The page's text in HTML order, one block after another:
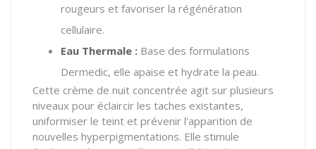
rougeurs et favoriser la régénération
cellulaire.
Eau Thermale : Base des formulations
Dermedic, elle apaise et hydrate la peau.
Cette crème de nuit concentrée agit sur plusieurs
niveaux pour éclaircir les taches existantes,
uniformiser le teint et prévenir l'apparition de
nouvelles hyperpigmentations. Elle stimule